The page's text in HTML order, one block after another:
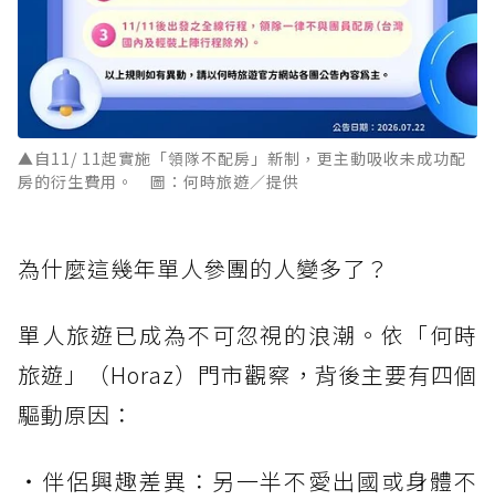
▲自11/ 11起實施「領隊不配房」新制，更主動吸收未成功配
房的衍生費用。 圖：何時旅遊／提供
為什麼這幾年單人參團的人變多了？
單人旅遊已成為不可忽視的浪潮。依「何時
旅遊」（Horaz）門市觀察，背後主要有四個
驅動原因：
・伴侶興趣差異：另一半不愛出國或身體不